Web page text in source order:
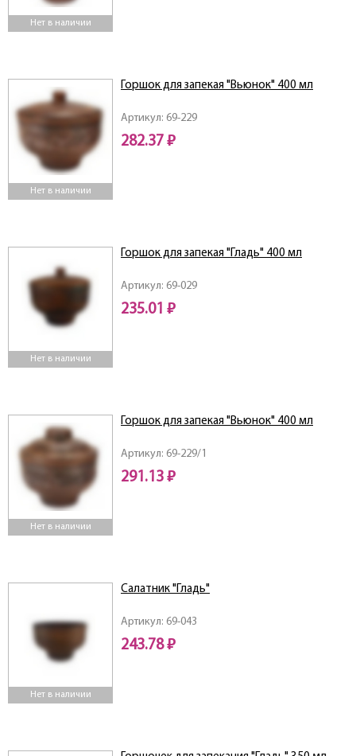
Нет в наличии
Нет в наличии
Артикул: 69-229
Горшок для запекая "Вьюнок" 400 мл
282.37 ₽
Нет в наличии
Артикул: 69-029
Горшок для запекая "Гладь" 400 мл
235.01 ₽
Нет в наличии
Артикул: 69-229/1
Горшок для запекая "Вьюнок" 400 мл
291.13 ₽
Нет в наличии
Артикул: 69-043
Салатник "Гладь"
243.78 ₽